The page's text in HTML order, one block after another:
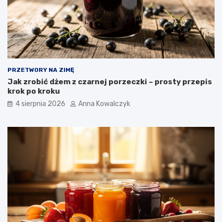
PRZETWORY NA ZIMĘ
Jak zrobić dżem z czarnej porzeczki – prosty przepis
krok po kroku
4 sierpnia 2026 Anna Kowalczyk